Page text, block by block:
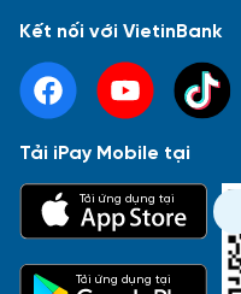
Báo cáo tài chính
Kết nối với VietinBank
Tải iPay Mobile tại
Tải ứng dụng tại
Tải ứng dụng tại